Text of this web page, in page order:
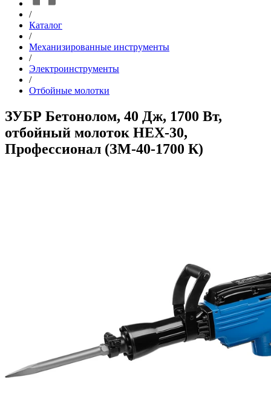
/
Каталог
/
Механизированные инструменты
/
Электроинструменты
/
Отбойные молотки
ЗУБР Бетонолом, 40 Дж, 1700 Вт,
отбойный молоток HEX-30,
Профессионал (ЗМ-40-1700 К)